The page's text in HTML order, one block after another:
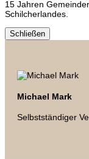
15 Jahren
Schilcherlandes.
Schließen
Michael Mark
Selbstständiger